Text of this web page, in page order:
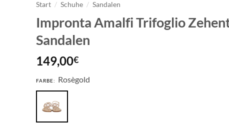
Start / Schuhe / Sandalen
Impronta Amalfi Trifoglio
Sandalen
149,00€
FARBE: Rosègold